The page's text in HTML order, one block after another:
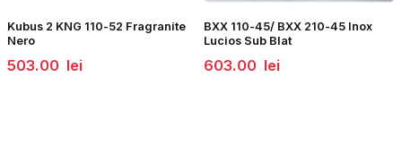
Kubus 2 KNG 110-52 Fragranite
Nero
503.00 lei
BXX 110-45/ BXX 210-45 Inox
Lucios Sub Blat
603.00 lei